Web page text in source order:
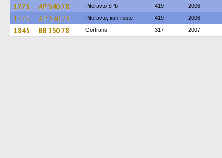
1775 АР 540 78 Piteravto SPb 419 2006
1775 АР 540 78 Piteravto, non-route 419 2006
1845 ВВ 150 78 Gortrans 317 2007